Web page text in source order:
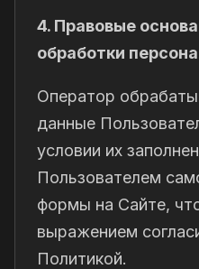
4. Правовые
обработки
Оператор
данные
условии их
Пользователем
формы на Сайте,
выражением
Политикой.